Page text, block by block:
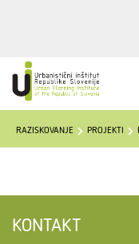
RAZISKOVANJE PROJEKTI
KONTAKT